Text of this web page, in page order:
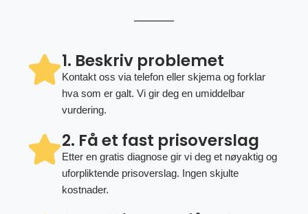
1. Beskriv problemet
Kontakt oss via telefon eller skjema og forklar
hva som er galt. Vi gir deg en umiddelbar
vurdering.
2. Få et fast prisoverslag
Etter en gratis diagnose gir vi deg et nøyaktig og
uforpliktende prisoverslag. Ingen skjulte
kostnader.